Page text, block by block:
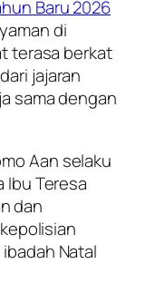
Baru 2026
di
terasa berkat
jajaran
sama dengan
Aan selaku
Ibu Teresa
dan
Natal